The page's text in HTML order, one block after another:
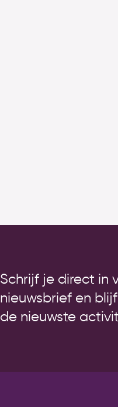
Schrijf je direct in
nieuwsbrief en
de nieuwste